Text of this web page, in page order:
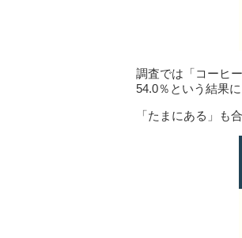
調査では「コーヒ
54.0％という結果に
「たまにある」も